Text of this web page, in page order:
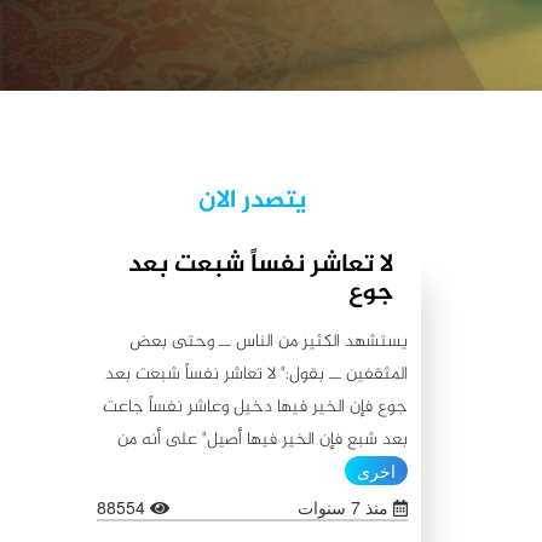
يتصدر الان
لا تعاشر نفساً شبعت بعد
جوع
يستشهد الكثير من الناس ــ وحتى بعض
المثقفين ــ بقول:" لا تعاشر نفساً شبعت بعد
جوع فإن الخير فيها دخيل وعاشر نفساً جاعت
بعد شبع فإن الخير فيها أصيل" على أنه من
أقوال أمير المؤمنين علي (عليه السلام)، كما
يستشهدون أيضاً بقولٍ آخر ينسبونه إليه
اخرى
منذ 7 سنوات
88554